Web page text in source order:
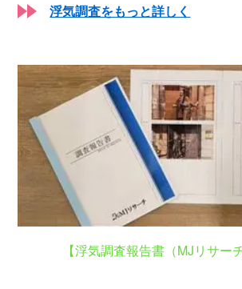
浮気調査をもっと詳しく
【浮気調査報告書（MJリサー